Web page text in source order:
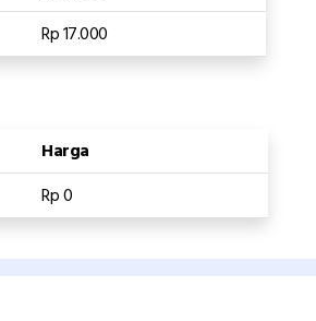
Rp 17.000
Harga
Rp 0